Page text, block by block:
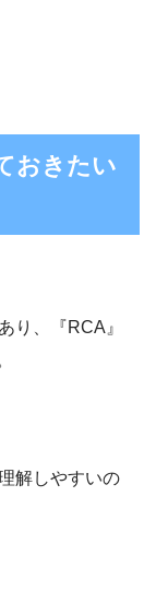
おきたい
り、『RCA』
解しやすいの